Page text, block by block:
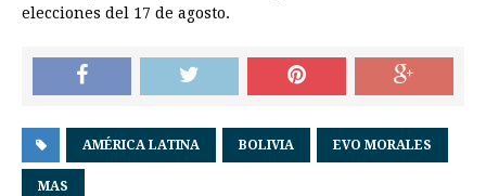
elecciones del 17 de agosto.
AMÉRICA LATINA BOLIVIA EVO MORALES
MAS